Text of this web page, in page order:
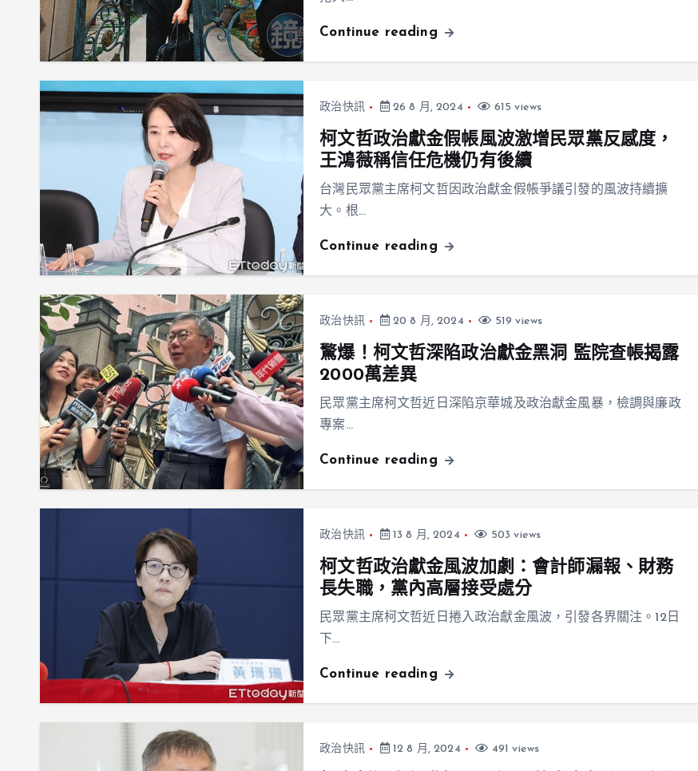
Continue reading
政治快訊 26 8 月, 2024 615 views
柯文哲政治獻金假帳風波激增民眾黨反感度，
王鴻薇稱信任危機仍有後續
台灣民眾黨主席柯文哲因政治獻金假帳爭議引發的風波持續擴
大。根…
Continue reading
政治快訊 20 8 月, 2024 519 views
驚爆！柯文哲深陷政治獻金黑洞 監院查帳揭露
2000萬差異
民眾黨主席柯文哲近日深陷京華城及政治獻金風暴，檢調與廉政
專案…
Continue reading
政治快訊 13 8 月, 2024 503 views
柯文哲政治獻金風波加劇：會計師漏報、財務
長失職，黨內高層接受處分
民眾黨主席柯文哲近日捲入政治獻金風波，引發各界關注。12日
下…
Continue reading
政治快訊 12 8 月, 2024 491 views